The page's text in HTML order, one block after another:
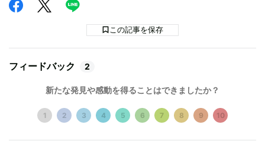
この記事を保存
フィードバック 2
新たな発見や感動を得ることはできましたか？
1 2 3 4 5 6 7 8 9 10